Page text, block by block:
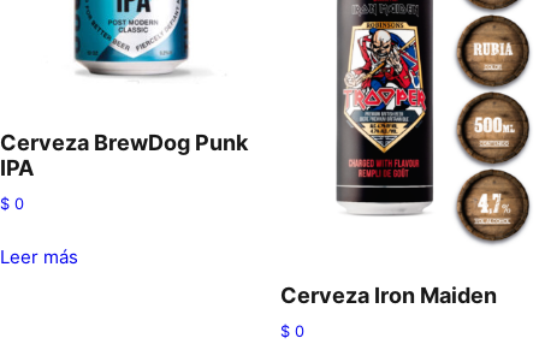
Cerveza BrewDog Punk
IPA
$ 0
Leer más
Cerveza Iron Maiden
$0